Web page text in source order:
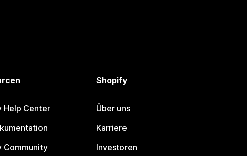
Help Center
Community
Shopify
Über uns
Karriere
Investoren